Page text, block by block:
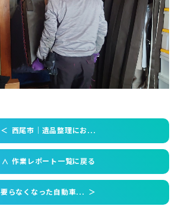
＜ 西尾市｜遺品整理にお...
＜ 作業レポート一覧に戻る
要らなくなった自動車... ＞